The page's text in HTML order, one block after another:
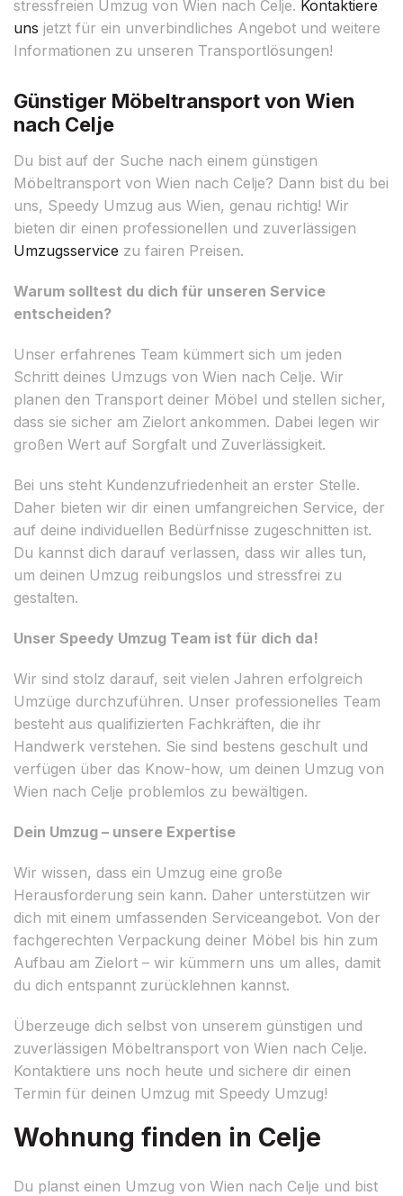
stressfreien Umzug von Wien nach Celje. Kontaktiere
uns jetzt für ein unverbindliches Angebot und weitere
Informationen zu unseren Transportlösungen!
Günstiger Möbeltransport von Wien
nach Celje
Du bist auf der Suche nach einem günstigen
Möbeltransport von Wien nach Celje? Dann bist du bei
uns, Speedy Umzug aus Wien, genau richtig! Wir
bieten dir einen professionellen und zuverlässigen
Umzugsservice zu fairen Preisen.
Warum solltest du dich für unseren Service
entscheiden?
Unser erfahrenes Team kümmert sich um jeden
Schritt deines Umzugs von Wien nach Celje. Wir
planen den Transport deiner Möbel und stellen sicher,
dass sie sicher am Zielort ankommen. Dabei legen wir
großen Wert auf Sorgfalt und Zuverlässigkeit.
Bei uns steht Kundenzufriedenheit an erster Stelle.
Daher bieten wir dir einen umfangreichen Service, der
auf deine individuellen Bedürfnisse zugeschnitten ist.
Du kannst dich darauf verlassen, dass wir alles tun,
um deinen Umzug reibungslos und stressfrei zu
gestalten.
Unser Speedy Umzug Team ist für dich da!
Wir sind stolz darauf, seit vielen Jahren erfolgreich
Umzüge durchzuführen. Unser professionelles Team
besteht aus qualifizierten Fachkräften, die ihr
Handwerk verstehen. Sie sind bestens geschult und
verfügen über das Know-how, um deinen Umzug von
Wien nach Celje problemlos zu bewältigen.
Dein Umzug – unsere Expertise
Wir wissen, dass ein Umzug eine große
Herausforderung sein kann. Daher unterstützen wir
dich mit einem umfassenden Serviceangebot. Von der
fachgerechten Verpackung deiner Möbel bis hin zum
Aufbau am Zielort – wir kümmern uns um alles, damit
du dich entspannt zurücklehnen kannst.
Überzeuge dich selbst von unserem günstigen und
zuverlässigen Möbeltransport von Wien nach Celje.
Kontaktiere uns noch heute und sichere dir einen
Termin für deinen Umzug mit Speedy Umzug!
Wohnung finden in Celje
Du planst einen Umzug von Wien nach Celje und bist